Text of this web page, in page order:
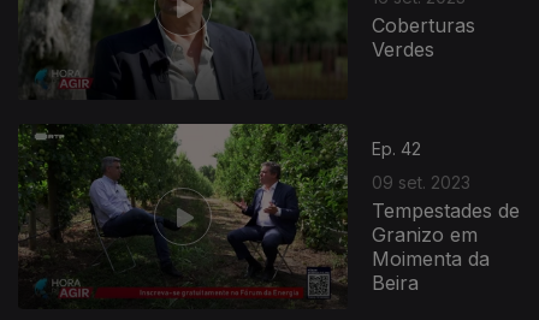
Coberturas
Verdes
Ep. 42
09 set. 2023
Tempestades de
Granizo em
Moimenta da
Beira